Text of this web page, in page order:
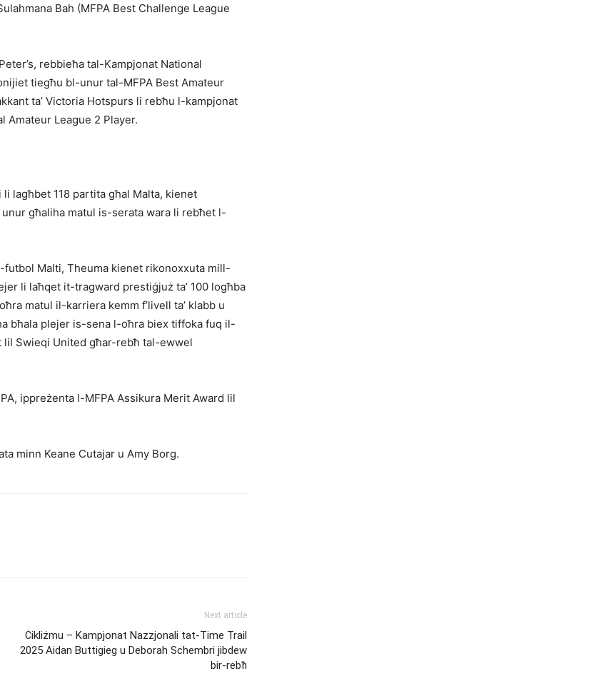
Bah (MFPA Best Challenge League
rebbieħa tal-Kampjonat National
tiegħu bl-unur tal-MFPA Best Amateur
ta’ Victoria Hotspurs li rebħu l-kampjonat
Amateur League 2 Player.
lagħbet 118 partita għal Malta, kienet
għaliha matul is-serata wara li rebħet l-
Malti, Theuma kienet rikonoxxuta mill-
li laħqet it-tragward prestiġjuż ta’ 100 logħba
matul il-karriera kemm f’livell ta’ klabb u
bħala plejer is-sena l-oħra biex tiffoka fuq il-
Swieqi United għar-rebħ tal-ewwel
ippreżenta l-MFPA Assikura Merit Award lil
minn Keane Cutajar u Amy Borg.
Next article
Ċikliżmu – Kampjonat Nazzjonali tat-Time Trail
2025 Aidan Buttigieg u Deborah Schembri jibdew
bir-rebħ